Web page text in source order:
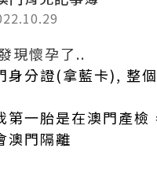
現懷孕了..
身分證(拿藍卡), 整
第一胎是在澳門產檢
澳門隔離